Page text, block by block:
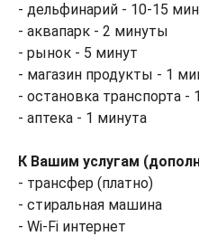
- дельфинарий - 10-15
- аквапарк - 2 минуты
- рынок - 5 минут
- магазин продукты - 1
- остановка транспорта -
- аптека - 1 минута
К Вашим услугам
- трансфер (платно)
- стиральная машина
- Wi-Fi интернет